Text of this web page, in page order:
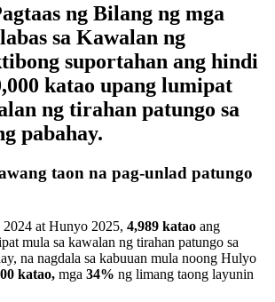
ng Bilang ng mga
sa Kawalan ng
suportahan ang hindi
katao upang lumipat
ng tirahan patungo sa
pabahay.
taon na pag-unlad patungo
at Hunyo 2025, 4,989 katao ang
mula sa kawalan ng tirahan patungo sa
na nagdala sa kabuuan mula noong Hulyo
katao, mga 34% ng limang taong layunin